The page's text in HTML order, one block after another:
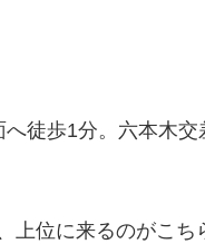
徒歩1分。六本木
上位に来るのがこ